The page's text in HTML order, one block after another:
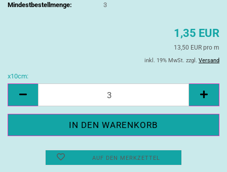
Mindestbestellmenge:
3
1,35 EUR
13,50 EUR pro m
inkl. 19% MwSt. zzgl. Versand
x10cm:
AUF DEN MERKZETTEL